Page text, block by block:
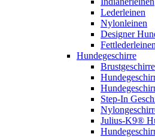
Lederleinen
Nylonleinen
Designer
Fettlederleinen
Hundegeschirre
Brustgeschirre
Step-In
Julius-K9®